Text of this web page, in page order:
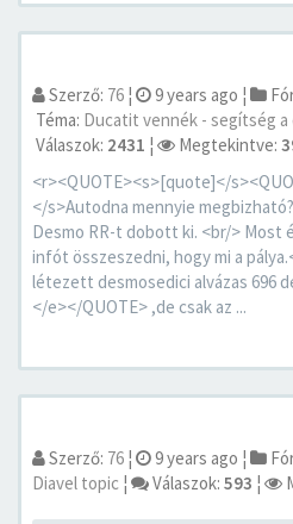
Szerző: 76 ¦ 9 years ago ¦
Téma: Ducatit vennék - segítség
Válaszok: 2431 ¦ Megtekintve:
<r><QUOTE><s>[quote]</
</s>Autodna mennyie
Desmo RR-t dobott ki. <br/> Most
infót összeszedni, hogy mi a
létezett desmosedici alvázas 696
</e></QUOTE> ,de csak az ...
Szerző: 76 ¦ 9 years ago ¦
Diavel topic ¦ Válaszok: 593 ¦